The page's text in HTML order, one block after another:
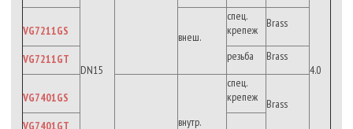
DN15 4.0
VG7211GS внеш.
спец.
крепеж
Brass
VG7211GT резьба Brass
VG7401GS
внутр.
спец.
крепеж
Brass
VG7401GT